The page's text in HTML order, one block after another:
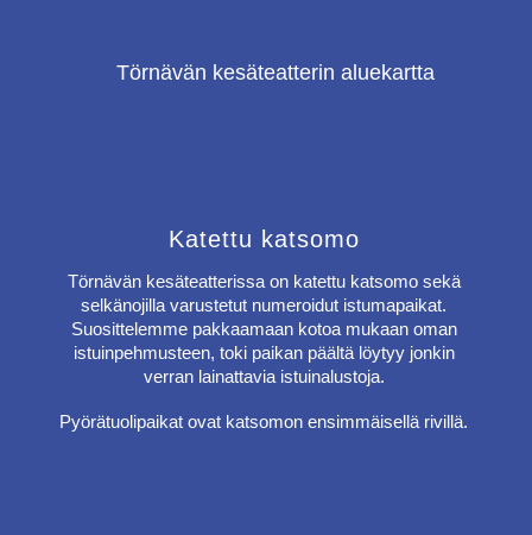
Katettu katsomo
Törnävän kesäteatterissa on katettu katsomo sekä
selkänojilla varustetut numeroidut istumapaikat.
Suosittelemme pakkaamaan kotoa mukaan oman
istuinpehmusteen, toki paikan päältä löytyy jonkin
verran lainattavia istuinalustoja.
Pyörätuolipaikat ovat katsomon ensimmäisellä rivillä.